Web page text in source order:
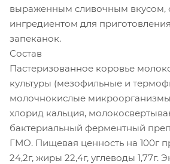
выраженным сливочным вкусом,
ингредиентом для
запеканок.
Состав
Пастеризованное коровье
культуры (мезофильные и
молочнокислые
хлорид кальция,
бактериальный ферментный
ГМО. Пищевая ценность на 100г
24,2г, жиры 22,4г, углеводы 1,77г.